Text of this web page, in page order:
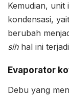
Kemudian,
kondensasi,
berubah
sihhal ini
Evaporator
Debu yang